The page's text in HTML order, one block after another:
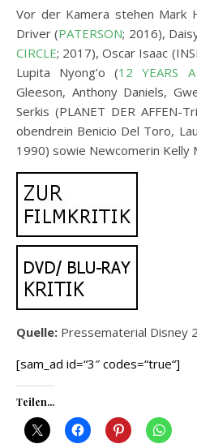
Vor der Kamera stehen Mark
Driver (PATERSON; 2016),
CIRCLE; 2017), Oscar Isaac
Lupita Nyong’o (12 YEARS A
Gleeson, Anthony Daniels,
Serkis (PLANET DER AFFEN-
obendrein Benicio Del Toro,
1990) sowie Newcomerin Kelly
Quelle: Pressematerial Disney
[sam_ad id=“3″ codes=“true“]
Teilen...